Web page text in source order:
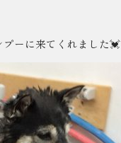
ーに来てくれました💓